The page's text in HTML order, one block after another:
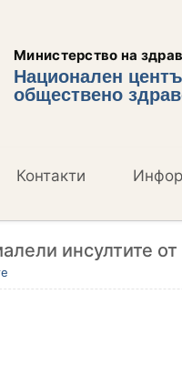
Министерство на
Национален
обществено
Контакти
инсултите